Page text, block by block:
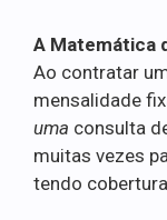
A Matemática
Ao contratar
mensalidade
uma consulta
muitas vezes
tendo